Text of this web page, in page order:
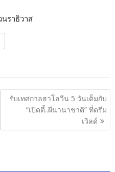
ราธิวาส
รับเทศกาลฮาโลวีน 5 วันเต็มกับ
“เปิดตี้..ผีนานาชาติ” ที่ดรีม
เวิลด์